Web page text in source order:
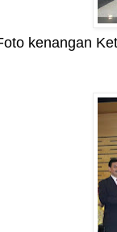
kenangan